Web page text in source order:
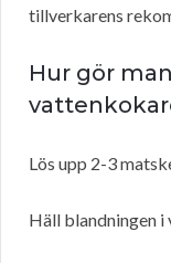
tillverkarens
Hur gör
Lös upp 2-3
Häll blandningen i